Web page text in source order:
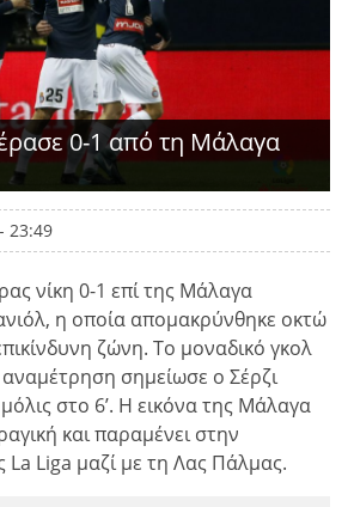
0-1 από τη Μάλαγα
23:49
νίκη 0-1 επί της Μάλαγα
η οποία απομακρύνθηκε οκτώ
ζώνη. Το μοναδικό γκολ
αναμέτρηση σημείωσε ο Σέρζι
στο 6’. Η εικόνα της Μάλαγα
και παραμένει στην
La Liga μαζί με τη Λας Πάλμας.